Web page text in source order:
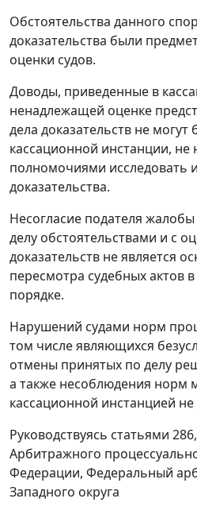
Обстоятельства данного
доказательства были
оценки судов.
Доводы, приведенные в
ненадлежащей оценке
дела доказательств не
кассационной инстанции, не
полномочиями исследовать
доказательства.
Несогласие подателя
делу обстоятельствами и с
доказательств не является
пересмотра судебных актов
порядке.
Нарушений судами норм
том числе являющихся
отмены принятых по делу
а также несоблюдения норм
кассационной инстанцией не
Руководствуясь статьями 286,
Арбитражного
Федерации, Федеральный
Западного округа